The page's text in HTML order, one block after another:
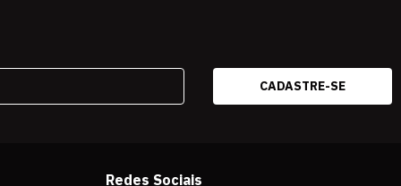
Redes Sociais